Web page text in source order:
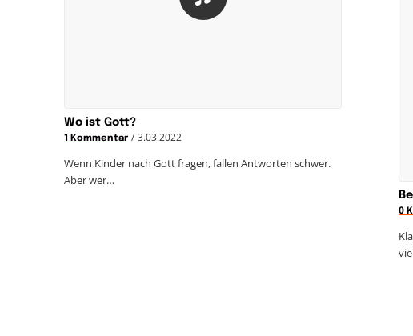
Wo ist Gott?
1 Kommentar / 3.03.2022
Wenn Kinder nach Gott fragen, fallen Antworten schwer.
Aber wer…
0